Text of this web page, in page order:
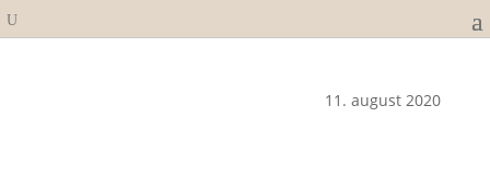
11. august 2020